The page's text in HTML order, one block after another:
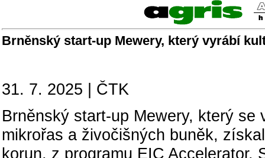
Brněnský start-up Mewery, který vyrábí
31. 7. 2025 | ČTK
Brněnský start-up Mewery, který
mikrořas a živočišných buněk,
korun, z programu EIC